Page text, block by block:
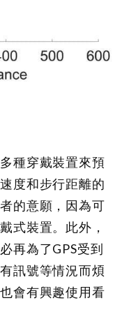
種穿戴裝置來預
度和步行距離的
的意願，因為可
式裝置。此外，
再為了GPS受到
訊號等情況而煩
會有興趣使用看